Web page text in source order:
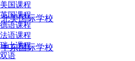
北美国际学校
中东国际学校
美国课程
英国课程
德语课程
法语课程
瑞士课程
双语